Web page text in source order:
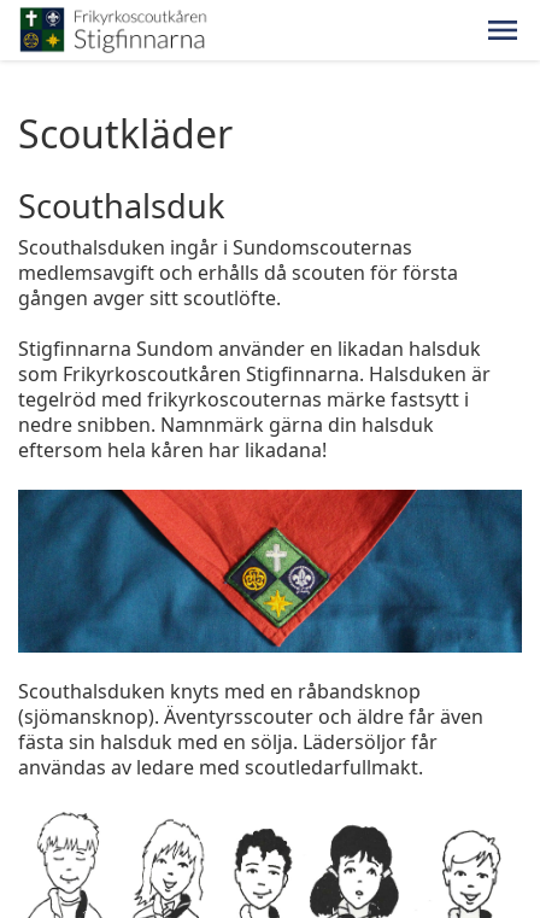
Scoutkläder
Scouthalsduk
Scouthalsduken ingår i Sundomscouternas
medlemsavgift och erhålls då scouten för första
gången avger sitt scoutlöfte.
Stigfinnarna Sundom använder en likadan halsduk
som Frikyrkoscoutkåren Stigfinnarna. Halsduken är
tegelröd med frikyrkoscouternas märke fastsytt i
nedre snibben. Namnmärk gärna din halsduk
eftersom hela kåren har likadana!
Scouthalsduken knyts med en råbandsknop
(sjömansknop). Äventyrsscouter och äldre får även
fästa sin halsduk med en sölja. Lädersöljor får
användas av ledare med scoutledarfullmakt.